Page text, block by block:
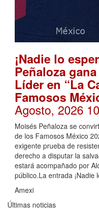
¡Nadie lo
Peñaloza
Líder en “La
Famosos
Agosto, 2026
Moisés Peñaloza se
de los Famosos México
exigente prueba de
derecho a disputar la
estará acompañado por
público.La entrada ¡Nadie
Amexi
Últimas noticias